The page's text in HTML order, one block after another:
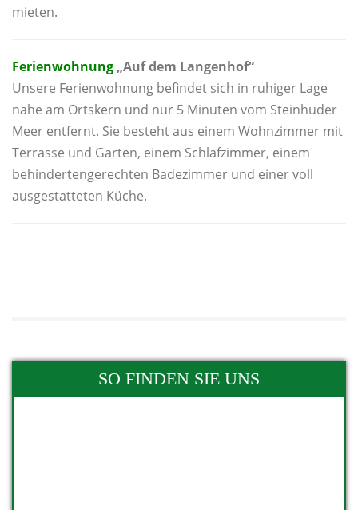
mieten.
Ferienwohnung „Auf dem Langenhof“
Unsere Ferienwohnung befindet sich in ruhiger Lage
nahe am Ortskern und nur 5 Minuten vom Steinhuder
Meer entfernt. Sie besteht aus einem Wohnzimmer mit
Terrasse und Garten, einem Schlafzimmer, einem
behindertengerechten Badezimmer und einer voll
ausgestatteten Küche.
SO FINDEN SIE UNS